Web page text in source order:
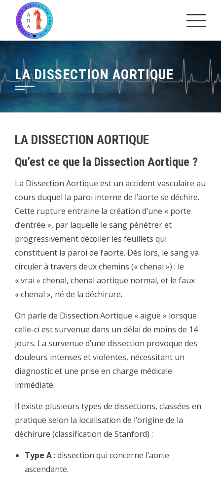
content
LA DISSECTION AORTIQUE
LA DISSECTION AORTIQUE
Qu’est ce que la Dissection Aortique ?
La Dissection Aortique est un accident vasculaire au
cours duquel la paroi interne de l’aorte se déchire.
Cette rupture entraine la création d’une « porte
d’entrée », par laquelle le sang pénétrer et
progressivement décoller les feuillets qui
constituent la paroi de l’aorte. Dès lors, le sang va
circuler à travers deux chemins (« chenal ») : le
« vrai » chenal, chenal aortique normal, et le faux
« chenal », né de la déchirure.
On parle de Dissection Aortique « aiguë » lorsque
celle-ci est survenue dans un délai de moins de 14
jours. La survenue d’une dissection provoque des
douleurs intenses et violentes, nécessitant un
diagnostic et une prise en charge médicale
immédiate.
Il existe plusieurs types de dissections, classées en
pratique selon la localisation de l’origine de la
déchirure (classification de Stanford) :
Type A: dissection qui concerne l’aorte
ascendante.